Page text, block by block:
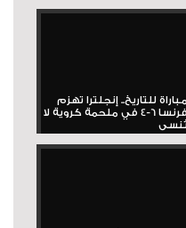
مباراة للتاريخ.. إنجلترا تهزم
فرنسا 6-4 في ملحمة كروية لا
تُنسى